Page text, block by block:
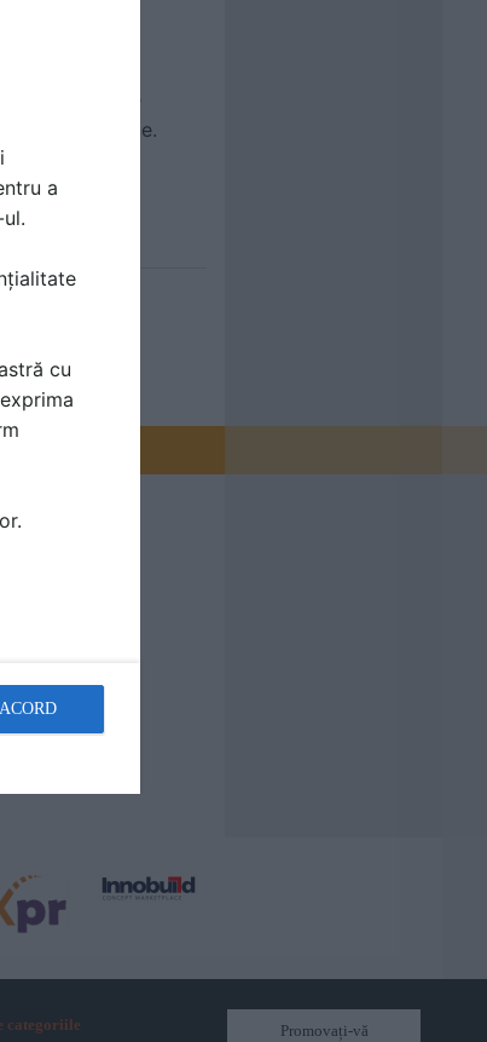
noastre
din haine.
in functie de
categoriile
Promovați-vă
a
cu